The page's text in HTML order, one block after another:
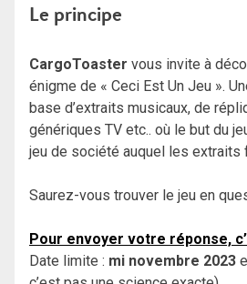
Le principe
CargoToaster vous invite à
énigme de « Ceci Est Un Jeu ».
base d’extraits musicaux, de
génériques TV etc.. où le but du
jeu de société auquel les extraits
Saurez-vous trouver le jeu en
Pour envoyer votre réponse,
Date limite : mi novembre 2023